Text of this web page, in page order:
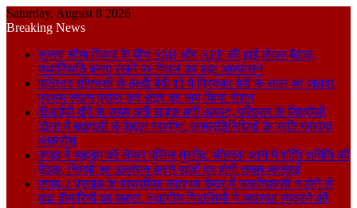
Saturday, August 8 2026
Breaking News
सुस्ता सीमा विवाद के बीच SSB और APF की हाई-लेवल बैठक,
यथास्थिति बनाए रखने पर नेपाल का बड़ा आश्वासन
पतिलार सीएचसी के हेल्दी बेबी शो में प्रियंका देवी के लाल का जलवा,
प्रथम स्थान प्राप्त कर क्षेत्र का नाम किया रोशन
वीआईपी दौरे के समय बनी सड़क बनी आफत, पतिलार के मिश्रौली
टोला में बदहाली से बेहाल ग्रामीण, जनप्रतिनिधियों के प्रति गहराया
आक्रोश
बगहा में चहलूम को लेकर पुलिस मुस्तैद: चौतरवा थाने में शांति समिति की
बैठक, नियमों का उल्लंघन करने वालों पर होगी सख्त कार्रवाई
बगहा-1 प्रखंड के प्राथमिक स्वास्थ्य केंद्र में जलनिकासी न होने से
बढ़ा बीमारियों का खतरा, स्थानीय निवासियों ने व्यवस्था सुधारने की